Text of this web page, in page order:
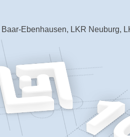
Ebenhausen, LKR Neuburg,